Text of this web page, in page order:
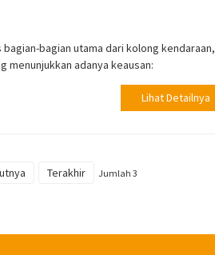
bagian utama dari kolong kendaraan,
menunjukkan adanya keausan:
Lihat Detailnya
Terakhir Jumlah 3